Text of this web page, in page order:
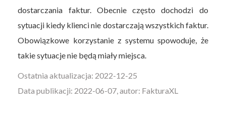
dostarczania faktur. Obecnie często dochodzi do
sytuacji kiedy klienci nie dostarczają wszystkich faktur.
Obowiązkowe korzystanie z systemu spowoduje, że
takie sytuacje nie będą miały miejsca.
Ostatnia aktualizacja: 2022-12-25
Data publikacji: 2022-06-07, autor: FakturaXL